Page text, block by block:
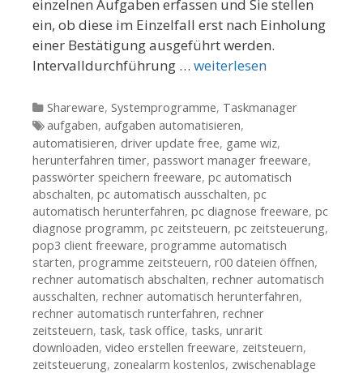
einzelnen Aufgaben erfassen und Sie stellen
ein, ob diese im Einzelfall erst nach Einholung
einer Bestätigung ausgeführt werden.
Intervalldurchführung … weiterlesen
Kategorien
Shareware, Systemprogramme, Taskmanager
Tags
aufgaben, aufgaben automatisieren,
automatisieren, driver update free, game wiz,
herunterfahren timer, passwort manager freeware,
passwörter speichern freeware, pc automatisch
abschalten, pc automatisch ausschalten, pc
automatisch herunterfahren, pc diagnose freeware, pc
diagnose programm, pc zeitsteuern, pc zeitsteuerung,
pop3 client freeware, programme automatisch
starten, programme zeitsteuern, r00 dateien öffnen,
rechner automatisch abschalten, rechner automatisch
ausschalten, rechner automatisch herunterfahren,
rechner automatisch runterfahren, rechner
zeitsteuern, task, task office, tasks, unrarit
downloaden, video erstellen freeware, zeitsteuern,
zeitsteuerung, zonealarm kostenlos, zwischenablage